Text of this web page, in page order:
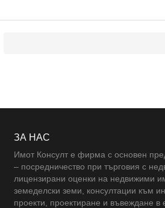
ЗА НАС
Имот Консулт е фирма с основен
– посредничество при търговия с
лицензирани оценки на недвижими
земеделски земи, консултации към
проекти, проектиране и въвеждане в